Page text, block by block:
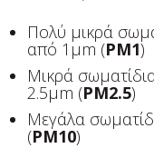
Πολύ μικρά
από 1μm (PM1)
Μικρά
2.5μm (PM2.5)
Μεγάλα
(PM10)